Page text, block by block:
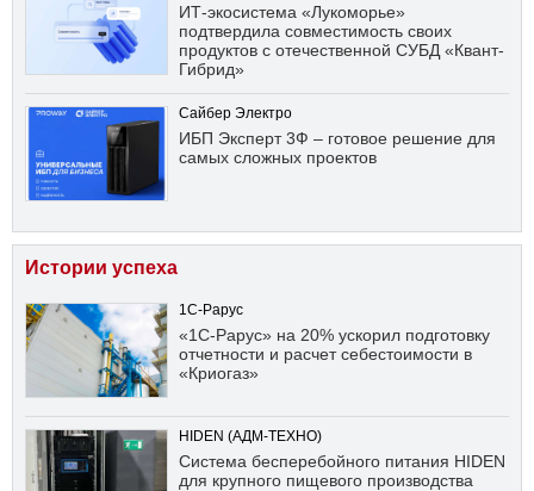
ИТ-экосистема «Лукоморье»
подтвердила совместимость своих
продуктов с отечественной СУБД «Квант-
Гибрид»
Сайбер Электро
ИБП Эксперт 3Ф – готовое решение для
самых сложных проектов
Истории успеха
1С-Рарус
«1С-Рарус» на 20% ускорил подготовку
отчетности и расчет себестоимости в
«Криогаз»
HIDEN (АДМ-ТЕХНО)
Система бесперебойного питания HIDEN
для крупного пищевого производства